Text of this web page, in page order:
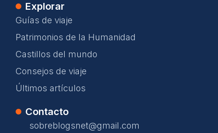
Explorar
Guías de viaje
Patrimonios de la Humanidad
Castillos del mundo
Consejos de viaje
Últimos artículos
Contacto
sobreblogsnet@gmail.com